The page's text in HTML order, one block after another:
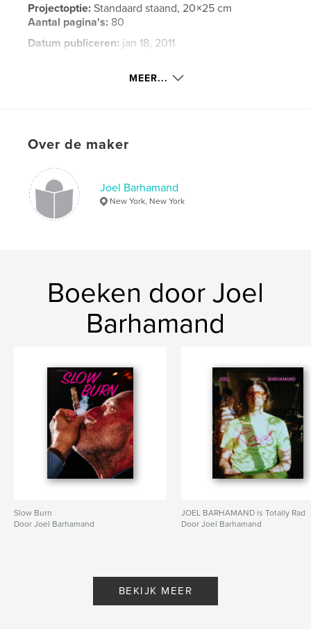
Projectoptie:Standaard staand, 20×25 cm
Aantal pagina's: 80
Datum publiceren: jan 18, 2011
, Airwave ranger
, found footage , road trip
www.everythingisterrible.com
MEER...
Over de maker
Joel Barhamand
New York, New York
Boeken door Joel
Barhamand
Slow Burn
Door Joel Barhamand
JOEL BARHAMAND is Totally Rad
Door Joel Barhamand
BEKIJK MEER